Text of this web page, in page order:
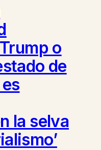
o
de
la selva